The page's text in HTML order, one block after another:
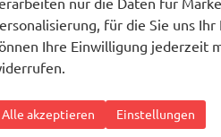
Geschwindigkeitsbegrenzer
nur die Daten für
für die Sie uns
Ihre Einwilligung jederzeit
Alle akzeptieren Einstellungen